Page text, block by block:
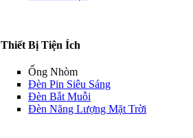
Thiết Bị Tiện Ích
Ống Nhòm
Đèn Pin Siêu Sáng
Đèn Bắt Muỗi
Đèn Năng Lượng Mặt Trời